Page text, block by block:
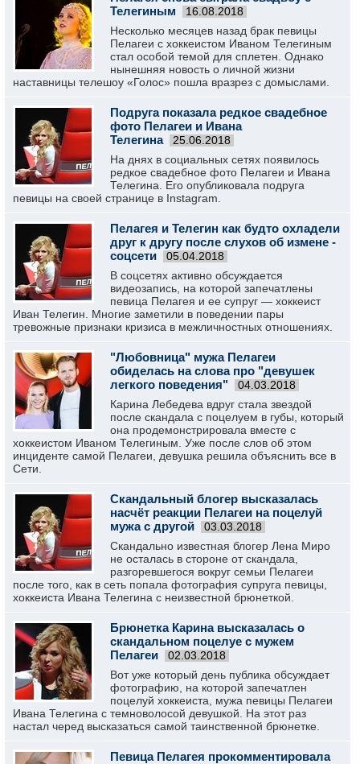
Телегиным
16.08.2018
Несколько месяцев назад брак певицы
Пелагеи с хоккеистом Иваном Телегиным
стал особой темой для сплетен. Однако
нынешняя новость о личной жизни
наставницы телешоу «Голос» пошла вразрез с домыслами.
Подруга показала редкое свадебное
фото Пелагеи и Ивана
Телегина
25.06.2018
На днях в социальных сетях появилось
редкое свадебное фото Пелагеи и Ивана
Телегина. Его опубликовала подруга
певицы на своей странице в Instagram.
Пелагея и Телегин как будто охладели
друг к другу после слухов об измене -
соцсети
05.04.2018
В соцсетях активно обсуждается
видеозапись, на которой запечатлены
певица Пелагея и ее супруг — хоккеист
Иван Телегин. Многие заметили в поведении пары
тревожные признаки кризиса в межличностных отношениях.
"Любовница" мужа Пелагеи
обиделась на слова про "девушек
легкого поведения"
04.03.2018
Карина Лебедева вдруг стала звездой
после скандала с поцелуем в губы, который
она продемонстрировала вместе с
хоккеистом Иваном Телегиным. Уже после слов об этом
инциденте самой Пелагеи, девушка решила объяснить все в
Сети.
Скандальный блогер высказалась
насчёт реакции Пелагеи на поцелуй
мужа с другой
03.03.2018
Скандально известная блогер Лена Миро
не осталась в стороне от скандала,
разгоревшегося вокруг семьи Пелагеи
после того, как в сеть попала фотография супруга певицы,
хоккеиста Ивана Телегина с неизвестной брюнеткой.
Брюнетка Карина высказалась о
скандальном поцелуе с мужем
Пелагеи
02.03.2018
Вот уже который день публика обсуждает
фотографию, на которой запечатлен
поцелуй хоккеиста, мужа певицы Пелагеи
Ивана Телегина с темноволосой девушкой. На этот раз
настал черед высказаться самой таинственной брюнетке.
Певица Пелагея прокомментировала